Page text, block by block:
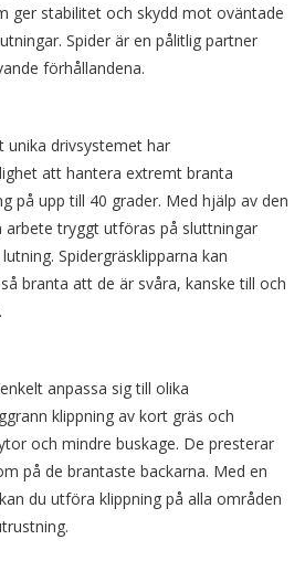
ger stabilitet och skydd mot oväntade
Spider är en pålitlig partner
förhållandena.
unika drivsystemet har
att hantera extremt branta
på upp till 40 grader. Med hjälp av den
arbete tryggt utföras på sluttningar
Spidergräsklipparna kan
branta att de är svåra, kanske till och
anpassa sig till olika
klippning av kort gräs och
och mindre buskage. De presterar
på de brantaste backarna. Med en
du utföra klippning på alla områden